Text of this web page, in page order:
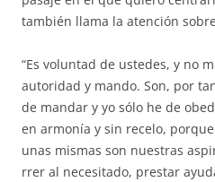
también llama la atención
“Es voluntad de ustedes, y no
autoridad y mando. Son, por
de mandar y yo sólo he de
en armonía y sin recelo,
unas mismas son nuestras
rrer al necesitado, prestar